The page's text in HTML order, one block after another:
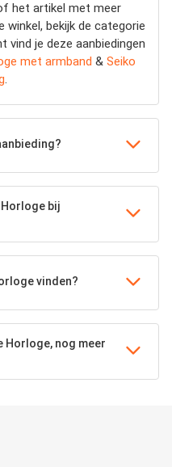
het artikel met meer
winkel, bekijk de categorie
vind je deze aanbiedingen
met armband & Seiko
.
bij
vinden?
Horloge, nog meer